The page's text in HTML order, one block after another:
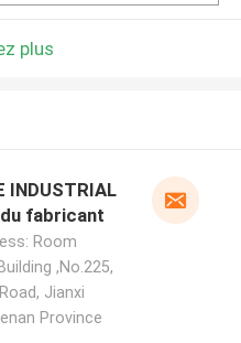
plus
INDUSTRIAL
fabricant
Room
,No.225,
Jianxi
Province